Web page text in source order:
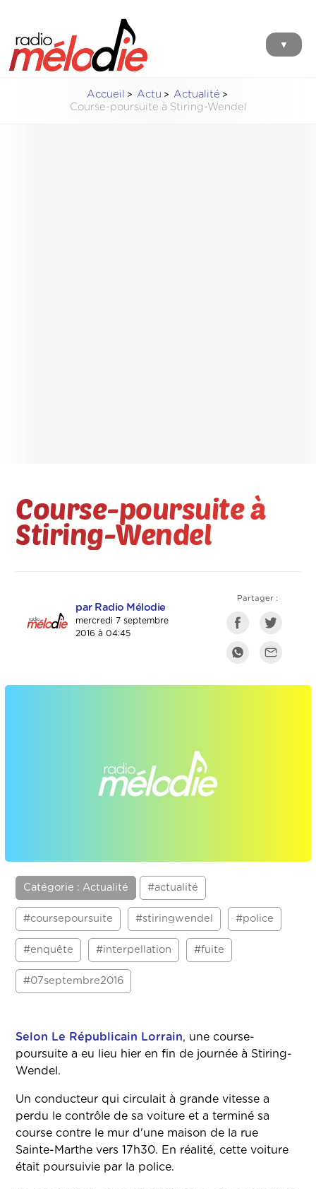
▼
Accueil Actu
Actualité
Course-poursuite à Stiring-Wendel
Course-poursuite à
Stiring-Wendel
par Radio Mélodie
mercredi 7 septembre
2016 à 04:45
Partager :
Catégorie : Actualité #actualité
#coursepoursuite #stiringwendel #police
#enquête #interpellation #fuite
#07septembre2016
Selon Le Républicain Lorrain, une course-
poursuite a eu lieu hier en fin de journée à Stiring-
Wendel.
Un conducteur qui circulait à grande vitesse a
perdu le contrôle de sa voiture et a terminé sa
course contre le mur d'une maison de la rue
Sainte-Marthe vers 17h30. En réalité, cette voiture
était poursuivie par la police.